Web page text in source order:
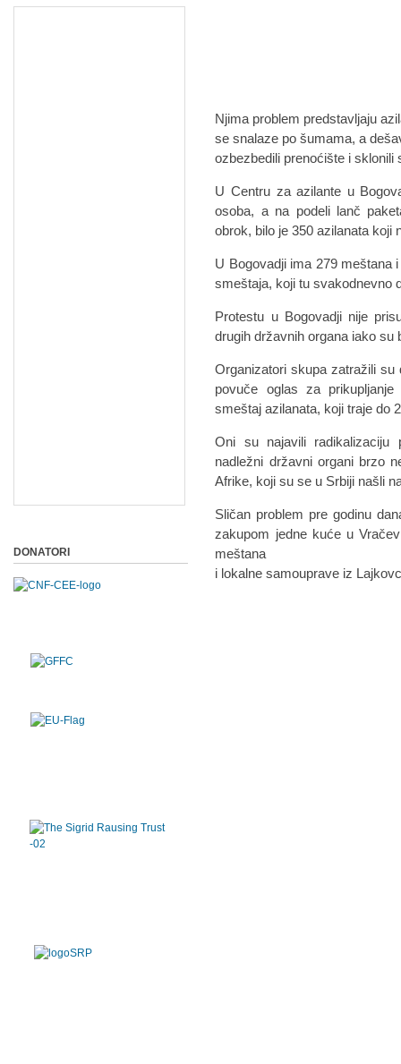
Njima problem predstavljaju
se snalaze po šumama, a
ozbezbedili prenoćište i sklonili
U Centru za azilante u
osoba, a na podeli lanč
obrok, bilo je 350 azilanata koji
U Bogovadji ima 279 meštana
smeštaja, koji tu svakodnevno
Protestu u Bogovadji nije
drugih državnih organa iako su
Organizatori skupa zatražili su
povuče oglas za
smeštaj azilanata, koji traje do
Oni su najavili radikalizaciju
nadležni državni organi brzo
Afrike, koji su se u Srbiji našli
Sličan problem pre godinu
zakupom jedne kuće u
meštana
i lokalne samouprave iz
DONATORI